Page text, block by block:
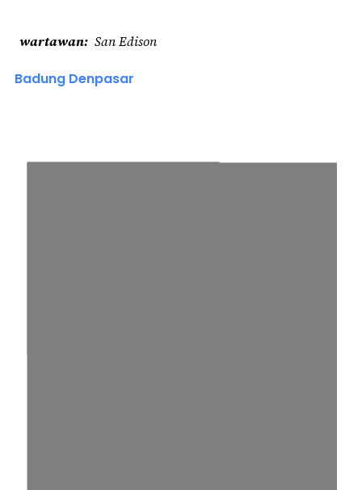
wartawan San Edison
Badung Denpasar